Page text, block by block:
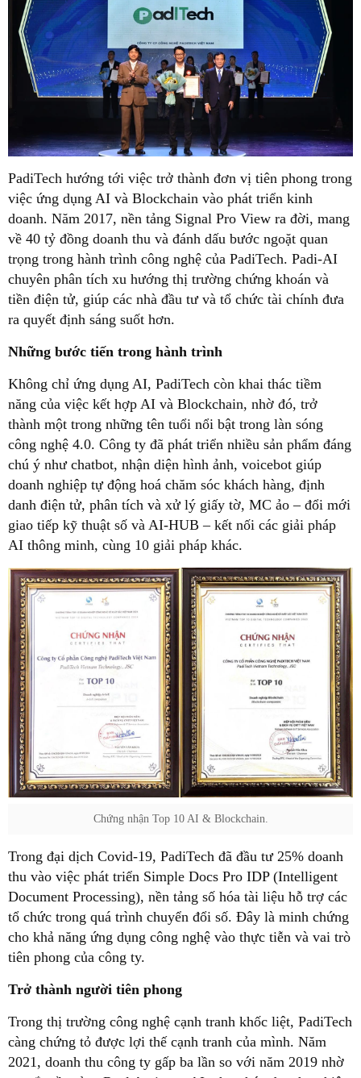
PadiTech hướng tới việc trở thành đơn vị tiên phong trong
việc ứng dụng AI và Blockchain vào phát triển kinh
doanh. Năm 2017, nền tảng Signal Pro View ra đời, mang
về 40 tỷ đồng doanh thu và đánh dấu bước ngoặt quan
trọng trong hành trình công nghệ của PadiTech. Padi-AI
chuyên phân tích xu hướng thị trường chứng khoán và
tiền điện tử, giúp các nhà đầu tư và tổ chức tài chính đưa
ra quyết định sáng suốt hơn.
Những bước tiến trong hành trình
Không chỉ ứng dụng AI, PadiTech còn khai thác tiềm
năng của việc kết hợp AI và Blockchain, nhờ đó, trở
thành một trong những tên tuổi nổi bật trong làn sóng
công nghệ 4.0. Công ty đã phát triển nhiều sản phẩm đáng
chú ý như chatbot, nhận diện hình ảnh, voicebot giúp
doanh nghiệp tự động hoá chăm sóc khách hàng, định
danh điện tử, phân tích và xử lý giấy tờ, MC ảo – đổi mới
giao tiếp kỹ thuật số và AI-HUB – kết nối các giải pháp
AI thông minh, cùng 10 giải pháp khác.
Chứng nhận Top 10 AI & Blockchain.
Trong đại dịch Covid-19, PadiTech đã đầu tư 25% doanh
thu vào việc phát triển Simple Docs Pro IDP (Intelligent
Document Processing), nền tảng số hóa tài liệu hỗ trợ các
tổ chức trong quá trình chuyển đổi số. Đây là minh chứng
cho khả năng ứng dụng công nghệ vào thực tiễn và vai trò
tiên phong của công ty.
Trở thành người tiên phong
Trong thị trường công nghệ cạnh tranh khốc liệt, PadiTech
càng chứng tỏ được lợi thế cạnh tranh của mình. Năm
2021, doanh thu công ty gấp ba lần so với năm 2019 nhờ